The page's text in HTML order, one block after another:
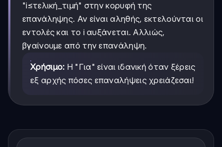
"i≤τελική_τιμή" στην κορυφή της
επανάληψης. Αν είναι αληθής, εκτελούνται οι
εντολές και το i αυξάνεται. Αλλιώς,
βγαίνουμε από την επανάληψη.
Χρήσιμο: Η "Για" είναι ιδανική όταν ξέρεις
εξ αρχής πόσες επαναλήψεις χρειάζεσαι!